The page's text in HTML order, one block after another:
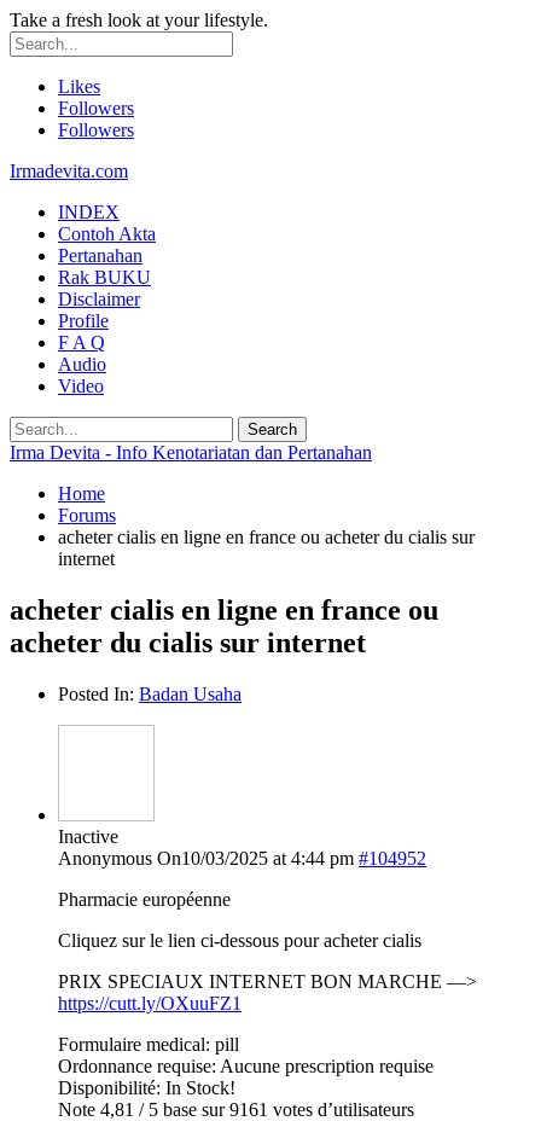
Take a fresh look at your lifestyle.
Likes
Followers
Followers
Irmadevita.com
INDEX
Contoh Akta
Pertanahan
Rak BUKU
Disclaimer
Profile
F A Q
Audio
Video
Irma Devita - Info Kenotariatan dan Pertanahan
Home
Forums
acheter cialis en ligne en france ou acheter du cialis sur
internet
acheter cialis en ligne en france ou
acheter du cialis sur internet
Posted In: Badan Usaha
Inactive
Anonymous On10/03/2025 at 4:44 pm #104952
Pharmacie européenne
Cliquez sur le lien ci-dessous pour acheter cialis
PRIX SPECIAUX INTERNET BON MARCHE —>
https://cutt.ly/OXuuFZ1
Formulaire medical: pill
Ordonnance requise: Aucune prescription requise
Disponibilité: In Stock!
Note 4,81 / 5 base sur 9161 votes d’utilisateurs